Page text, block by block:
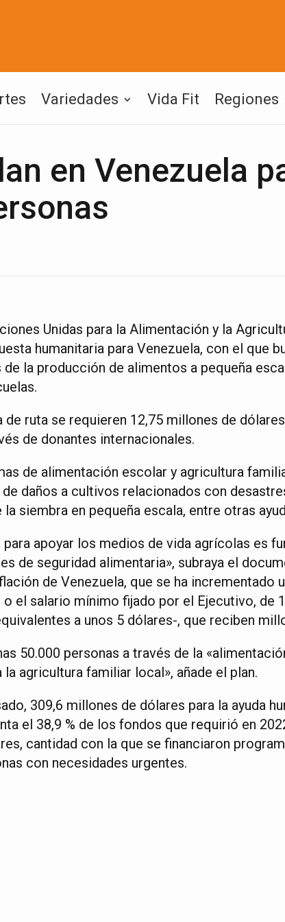
Variedades Vida Fit Regiones
en Venezuela
Unidas para la Alimentación y la
humanitaria para Venezuela, con el que
la producción de alimentos a pequeña
ruta se requieren 12,75 millones de
de donantes internacionales.
de alimentación escolar y agricultura
daños a cultivos relacionados con
siembra en pequeña escala, entre otras
apoyar los medios de vida agrícolas es
de seguridad alimentaria», subraya el
de Venezuela, que se ha incrementado
o el salario mínimo fijado por el Ejecutivo, de
a unos 5 dólares-, que reciben
50.000 personas a través de la
agricultura familiar local», añade el plan.
309,6 millones de dólares para la ayuda
el 38,9 % de los fondos que requirió en
cantidad con la que se financiaron
con necesidades urgentes.